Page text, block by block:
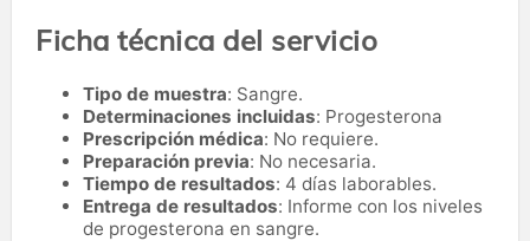
Ficha técnica del servicio
Tipo de muestra: Sangre.
Determinaciones incluidas: Progesterona
Prescripción médica: No requiere.
Preparación previa: No necesaria.
Tiempo de resultados: 4 días laborables.
Entrega de resultados: Informe con los niveles
de progesterona en sangre.